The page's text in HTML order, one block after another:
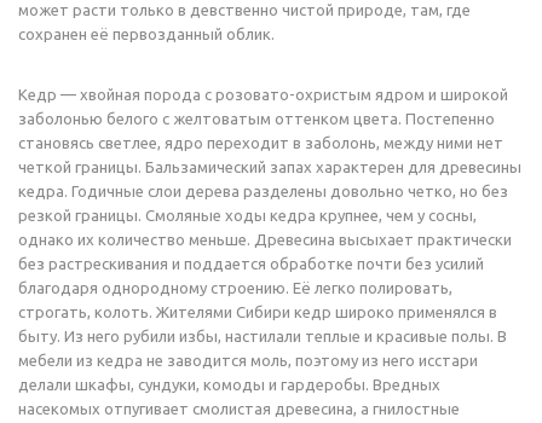
может расти только в девственно чистой природе, там, где
сохранен её первозданный облик.
Кедр — хвойная порода с розовато-охристым ядром и широкой
заболонью белого с желтоватым оттенком цвета. Постепенно
становясь светлее, ядро переходит в заболонь, между ними нет
четкой границы. Бальзамический запах характерен для древесины
кедра. Годичные слои дерева разделены довольно четко, но без
резкой границы. Смоляные ходы кедра крупнее, чем у сосны,
однако их количество меньше. Древесина высыхает практически
без растрескивания и поддается обработке почти без усилий
благодаря однородному строению. Её легко полировать,
строгать, колоть. Жителями Сибири кедр широко применялся в
быту. Из него рубили избы, настилали теплые и красивые полы. В
мебели из кедра не заводится моль, поэтому из него исстари
делали шкафы, сундуки, комоды и гардеробы. Вредных
насекомых отпугивает смолистая древесина, а гнилостные